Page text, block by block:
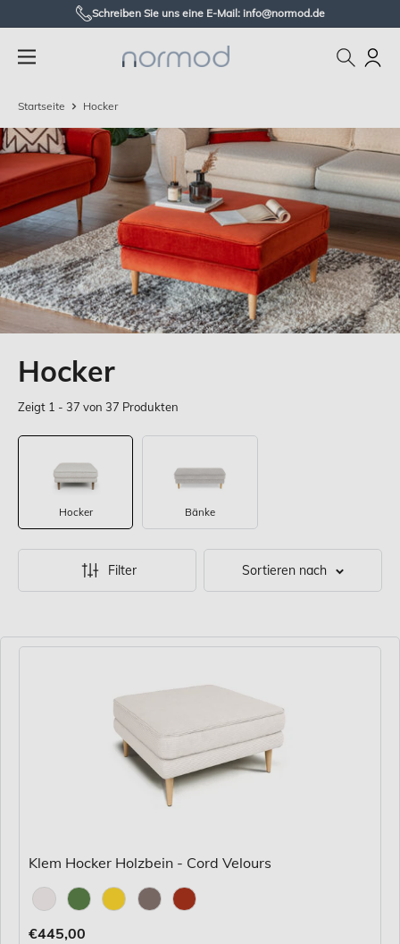
springen
Schreiben Sie uns eine E-Mail: info@normod.de
Normod
Startseite Hocker
Hocker
Zeigt 1 - 37 von 37 Produkten
Hocker Bänke
Filter Sortieren nach
Klem Hocker Holzbein - Cord Velours
Stoff
€445,00